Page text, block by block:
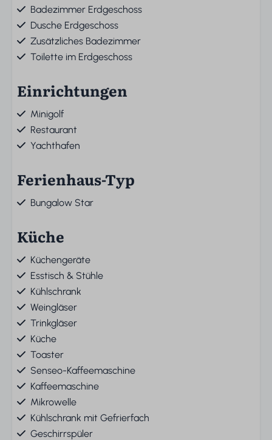
Badezimmer Erdgeschoss
Dusche Erdgeschoss
Zusätzliches Badezimmer
Toilette im Erdgeschoss
Einrichtungen
Minigolf
Restaurant
Yachthafen
Ferienhaus-Typ
Bungalow Star
Küche
Küchengeräte
Esstisch & Stühle
Kühlschrank
Weingläser
Trinkgläser
Küche
Toaster
Senseo-Kaffeemaschine
Kaffeemaschine
Mikrowelle
Kühlschrank mit Gefrierfach
Geschirrspüler